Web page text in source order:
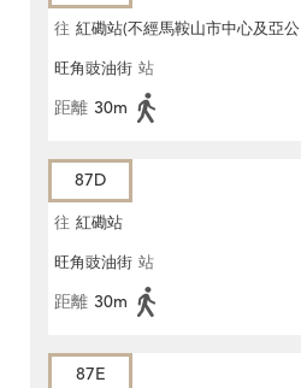
往 紅磡站(不經馬鞍山市中心及亞公
角街)
旺角豉油街 站
距離 30m
87D
往 紅磡站
旺角豉油街 站
距離 30m
87E